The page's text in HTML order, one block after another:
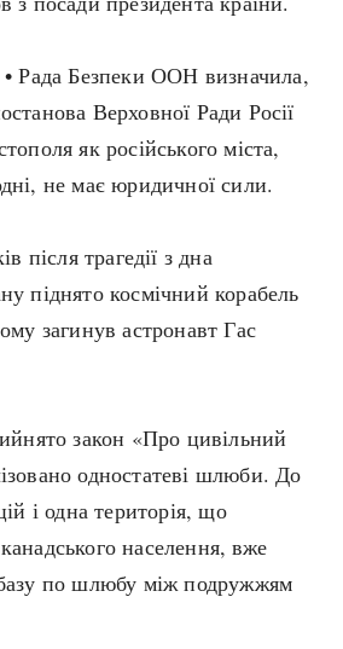
• Рада Безпеки ООН визначила,
Верховної Ради Росії
як російського міста,
не має юридичної сили.
після трагедії з дна
піднято космічний корабель
загинув астронавт Гас
закон «Про цивільний
одностатеві шлюби. До
і одна територія, що
населення, вже
по шлюбу між подружжям